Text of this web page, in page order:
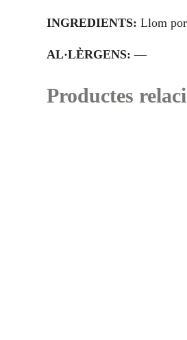
INGREDIENTS: Llom
AL·LÈRGENS: —
Productes